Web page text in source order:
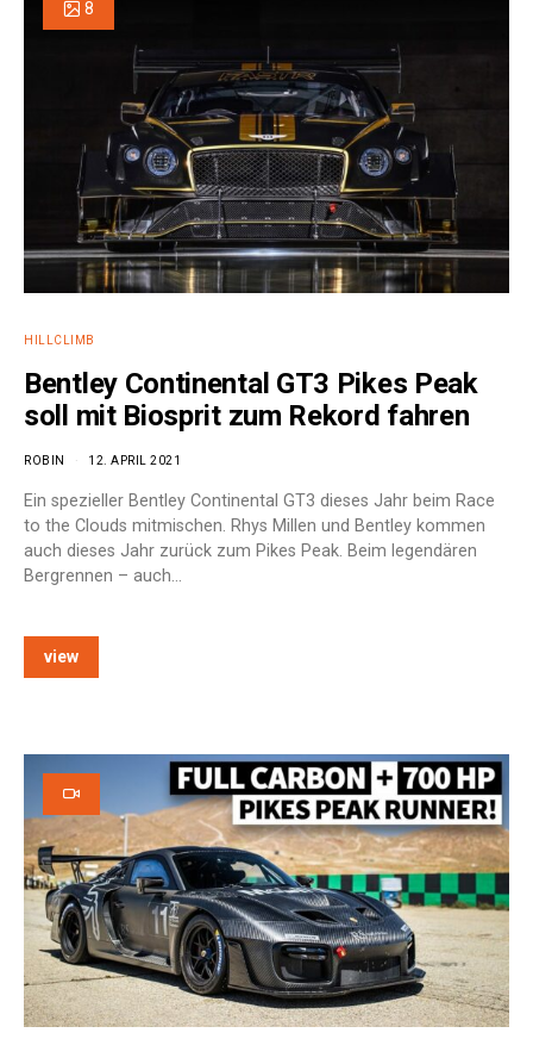
8
HILLCLIMB
Bentley Continental GT3 Pikes Peak
soll mit Biosprit zum Rekord fahren
ROBIN 12. APRIL 2021
Ein spezieller Bentley Continental GT3 dieses Jahr beim Race
to the Clouds mitmischen. Rhys Millen und Bentley kommen
auch dieses Jahr zurück zum Pikes Peak. Beim legendären
Bergrennen – auch…
view